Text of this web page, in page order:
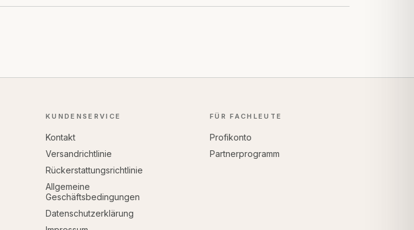
KUNDENSERVICE
Kontakt
Versandrichtlinie
Rückerstattungsrichtlinie
Allgemeine
Geschäftsbedingungen
Datenschutzerklärung
FÜR FACHLEUTE
Profikonto
Partnerprogramm